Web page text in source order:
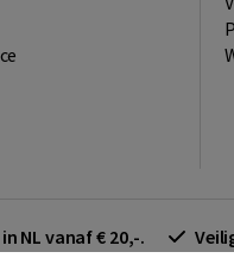
NL vanaf € 20,-.